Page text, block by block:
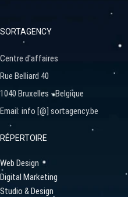
SORTAGENCY
Centre d'affaires
Rue Belliard 40
1040 Bruxelles - Belgique
Email: info [@] sortagency.be
RÉPERTOIRE
Web Design
Digital Marketing
Studio & Design